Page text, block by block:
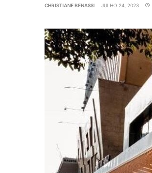
CHRISTIANE BENASSI JULHO 24, 2023